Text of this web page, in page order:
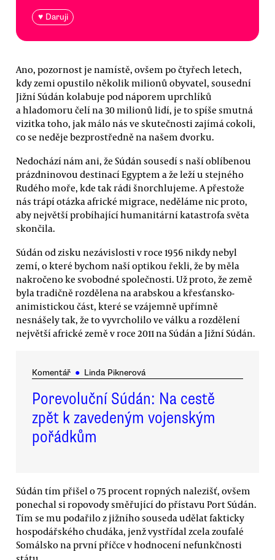
♥ Daruji
Ano, pozornost je namístě, ovšem po čtyřech letech,
kdy zemi opustilo několik milionů obyvatel, sousední
Jižní Súdán kolabuje pod náporem uprchlíků
a hladomoru čelí na 30 milionů lidí, je to spíše smutná
vizitka toho, jak málo nás ve skutečnosti zajímá cokoli,
co se neděje bezprostředně na našem dvorku.
Nedochází nám ani, že Súdán sousedí s naší oblíbenou
prázdninovou destinací Egyptem a že leží u stejného
Rudého moře, kde tak rádi šnorchlujeme. A přestože
nás trápí otázka africké migrace, neděláme nic proto,
aby největší probíhající humanitární katastrofa světa
skončila.
Súdán od zisku nezávislosti v roce 1956 nikdy nebyl
zemí, o které bychom naší optikou řekli, že by měla
nakročeno ke svobodné společnosti. Už proto, že země
byla tradičně rozdělena na arabskou a křesťansko-
animistickou část, které se vzájemně upřímně
nesnášely tak, že to vyvrcholilo ve válku a rozdělení
největší africké země v roce 2011 na Súdán a Jižní Súdán.
Komentář ● Linda Piknerová
Porevoluční Súdán: Na cestě
zpět k zavedeným vojenským
pořádkům
Súdán tím přišel o 75 procent ropných nalezišť, ovšem
ponechal si ropovody směřující do přístavu Port Súdán.
Tím se mu podařilo z jižního souseda udělat fakticky
hospodářského chudáka, jenž vystřídal zcela zoufalé
Somálsko na první příčce v hodnocení nefunkčnosti